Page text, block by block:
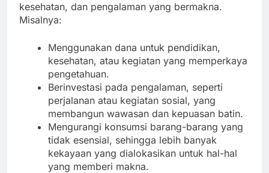
kesehatan, dan pengalaman yang bermakna.
Misalnya:
Menggunakan dana untuk pendidikan,
kesehatan, atau kegiatan yang memperkaya
pengetahuan.
Berinvestasi pada pengalaman, seperti
perjalanan atau kegiatan sosial, yang
membangun wawasan dan kepuasan batin.
Mengurangi konsumsi barang-barang yang
tidak esensial, sehingga lebih banyak
kekayaan yang dialokasikan untuk hal-hal
yang memberi makna.